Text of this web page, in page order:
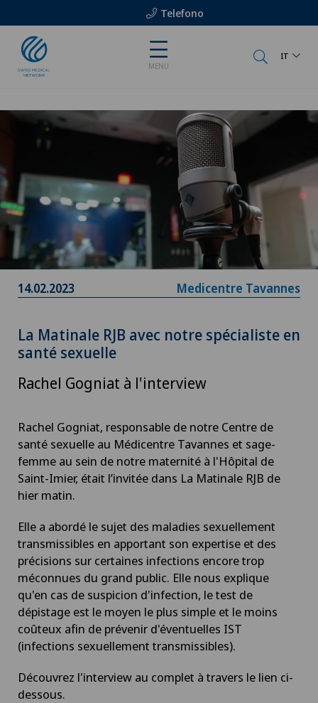
Telefono
MENU
IT
14.02.2023 Medicentre Tavannes
La Matinale RJB avec notre spécialiste en
santé sexuelle
Rachel Gogniat à l'interview
Rachel Gogniat, responsable de notre Centre de
santé sexuelle au Médicentre Tavannes et sage-
femme au sein de notre maternité à l'Hôpital de
Saint-Imier, était l’invitée dans La Matinale RJB de
hier matin.
Elle a abordé le sujet des maladies sexuellement
transmissibles en apportant son expertise et des
précisions sur certaines infections encore trop
méconnues du grand public. Elle nous explique
qu'en cas de suspicion d'infection, le test de
dépistage est le moyen le plus simple et le moins
coûteux afin de prévenir d'éventuelles IST
(infections sexuellement transmissibles).
Découvrez l'interview au complet à travers le lien ci-
dessous.